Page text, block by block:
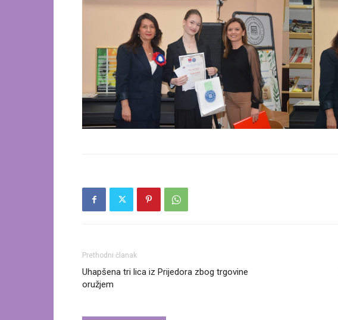
Prethodni članak
Uhapšena tri lica iz Prijedora zbog trgovine
oružjem